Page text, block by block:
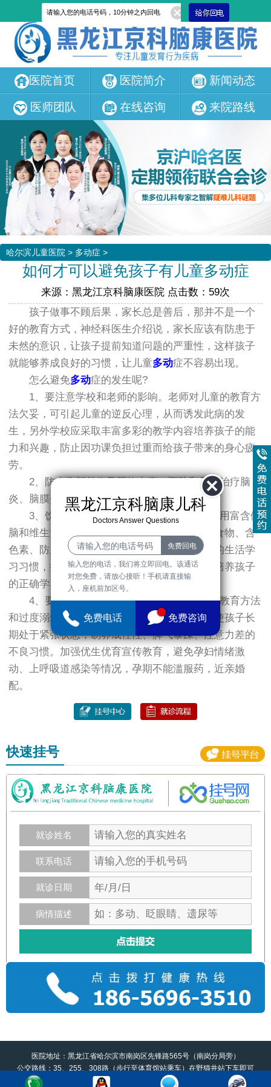
医院首页 医院简介 新闻动态
医师团队 在线咨询 来院路线
哈尔滨儿童医院 > 多动症 >
如何才可以避免孩子有儿童多动症
来源：黑龙江京科脑康医院 点击数：59次
孩子做事不顾后果，家长总是善后，那并不是一个
好的教育方式，神经科医生介绍说，家长应该有防患于
未然的意识，让孩子提前知道问题的严重性，这样孩子
就能够养成良好的习惯，让儿童多动症不容易出现。
怎么避免多动症的发生呢?
1、要注意学校和老师的影响。老师对儿童的教育方
法欠妥，可引起儿童的逆反心理，从而诱发此病的发
生，另外学校应采取丰富多彩的教学内容培养孩子的能
力和兴趣，防止因功课负担过重而给孩子带来的身心疲
劳。
2、防止头部外伤及药物中毒，预防和及时治疗脑
炎、脑膜炎等多种疾病。
3、饮食应富于营养又易于消化吸收，多食用富含健
脑和维生素类食物，少吃或尽量不吃含铅多的食物、含
色素、防腐剂的饮料和小食品。自小培养良好的生活学
习习惯，按时作息，注意集中注意力的训练，培养孩子
的正确学习态度，培养他们的学习兴趣。
4、要注意家庭教育方式，父母粗暴强制的教育方法
和过度溺爱、过度保护，事事关心和干涉都可使孩子长
期处于紧张状态，易养成任性、脾气暴躁、注意力差的
不良习惯。加强优生优育宣传教育，避免孕妇情绪激
动、上呼吸道感染等情况，孕期不能滥服药，近亲婚
配。
快速挂号
就诊姓名
联系电话
就诊日期
病情描述
医院地址：黑龙江省哈尔滨市南岗区先锋路565号（南岗分局旁）
公交路线：35、255、308路（步行至体育馆站乘车）在野猫井站下车即可
黑龙江京科脑康医院版权所有 如有转载或引用本站文章涉及版权问题，请与我们联
黑龙江京科脑康儿科
Doctors Answer Questions
输入您的电话，我们将立即回电。该通话
对您免费，请放心接听！手机请直接输
入，座机前加区号。
免费电话 免费咨询